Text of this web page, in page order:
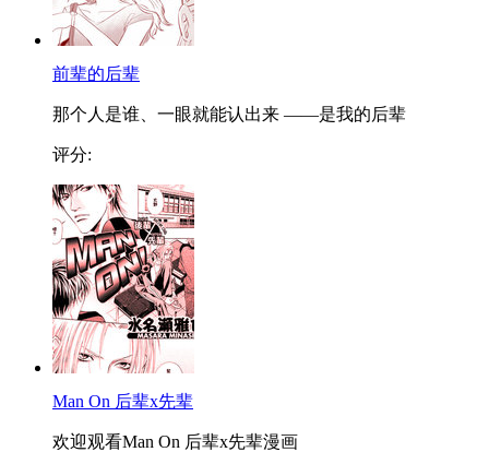
前辈的后辈
那个人是谁、一眼就能认出来 ——是我的后辈
评分:
Man On 后辈x先辈
欢迎观看Man On 后辈x先辈漫画